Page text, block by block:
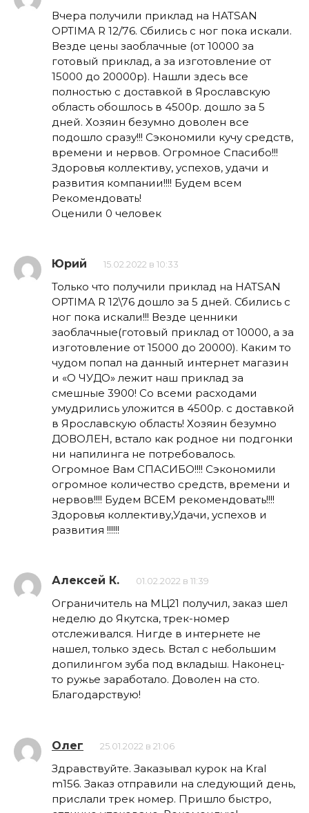
Вчера получили приклад на HATSAN
OPTIMA R 12/76. Сбились с ног пока искали.
Везде цены заоблачные (от 10000 за
готовый приклад, а за изготовление от
15000 до 20000р). Нашли здесь все
полностью с доставкой в Ярославскую
область обошлось в 4500р. дошло за 5
дней. Хозяин безумно доволен все
подошло сразу!!! Сэкономили кучу средств,
времени и нервов. Огромное Спасибо!!!
Здоровья коллективу, успехов, удачи и
развития компании!!!! Будем всем
Рекомендовать!
Оценили 0 человек
Юрий 15.02.2022 в 10:33
Только что получили приклад на HATSAN
OPTIMA R 12\76 дошло за 5 дней. Сбились с
ног пока искали!!! Везде ценники
заоблачные(готовый приклад от 10000, а за
изготовление от 15000 до 20000). Каким то
чудом попал на данный интернет магазин
и «О ЧУДО» лежит наш приклад за
смешные 3900! Со всеми расходами
умудрились уложится в 4500р. с доставкой
в Ярославскую область! Хозяин безумно
ДОВОЛЕН, встало как родное ни подгонки
ни напилинга не потребовалось.
Огромное Вам СПАСИБО!!!! Сэкономили
огромное количество средств, времени и
нервов!!!! Будем ВСЕМ рекомендовать!!!!
Здоровья коллективу,Удачи, успехов и
развития !!!!!!
Алексей К. 01.02.2022 в 11:39
Ограничитель на МЦ21 получил, заказ шел
неделю до Якутска, трек-номер
отслеживался. Нигде в интернете не
нашел, только здесь. Встал с небольшим
допилингом зуба под вкладыш. Наконец-
то ружье заработало. Доволен на сто.
Благодарствую!
Олег 25.01.2022 в 21:06
Здравствуйте. Заказывал курок на Kral
m156. Заказ отправили на следующий день,
прислали трек номер. Пришло быстро,